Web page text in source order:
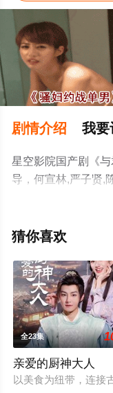
剧情介绍 我要
星空影院国产剧《
导，何宣林,严子贤,
剧，大结局剧情已
可移步至豆瓣电视剧
猜你喜欢
全23集
亲爱的厨神大人
以美食为纽带，连接